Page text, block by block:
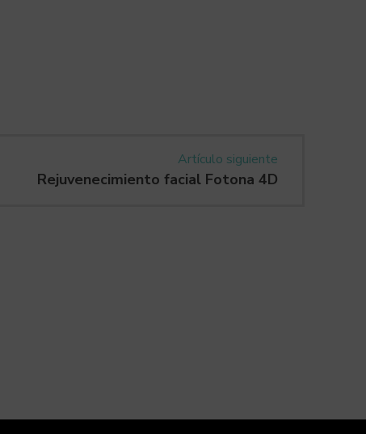
Artículo siguiente
Rejuvenecimiento facial Fotona 4D